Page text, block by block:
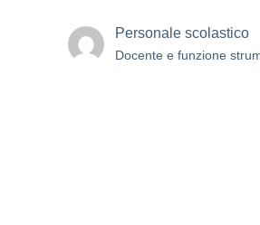
Personale scolastico
Docente e funzione